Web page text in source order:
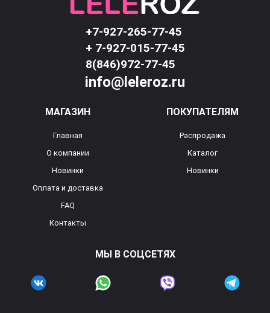
+7-927-265-77-45
+ 7-927-015-77-45
8(846)972-77-45
info@leleroz.ru
МАГАЗИН
Главная
О компании
Новинки
Оплата и доставка
FAQ
Контакты
ПОКУПАТЕЛЯМ
Распродажа
Каталог
Новинки
МЫ В СОЦСЕТЯХ